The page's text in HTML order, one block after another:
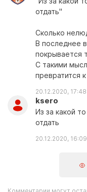
отдать"
Сколько
В последнее
покрывается
С такими
превратится
20.12.2020, 17:48
ksero
Из за какой
отдать
20.12.2020, 16:09